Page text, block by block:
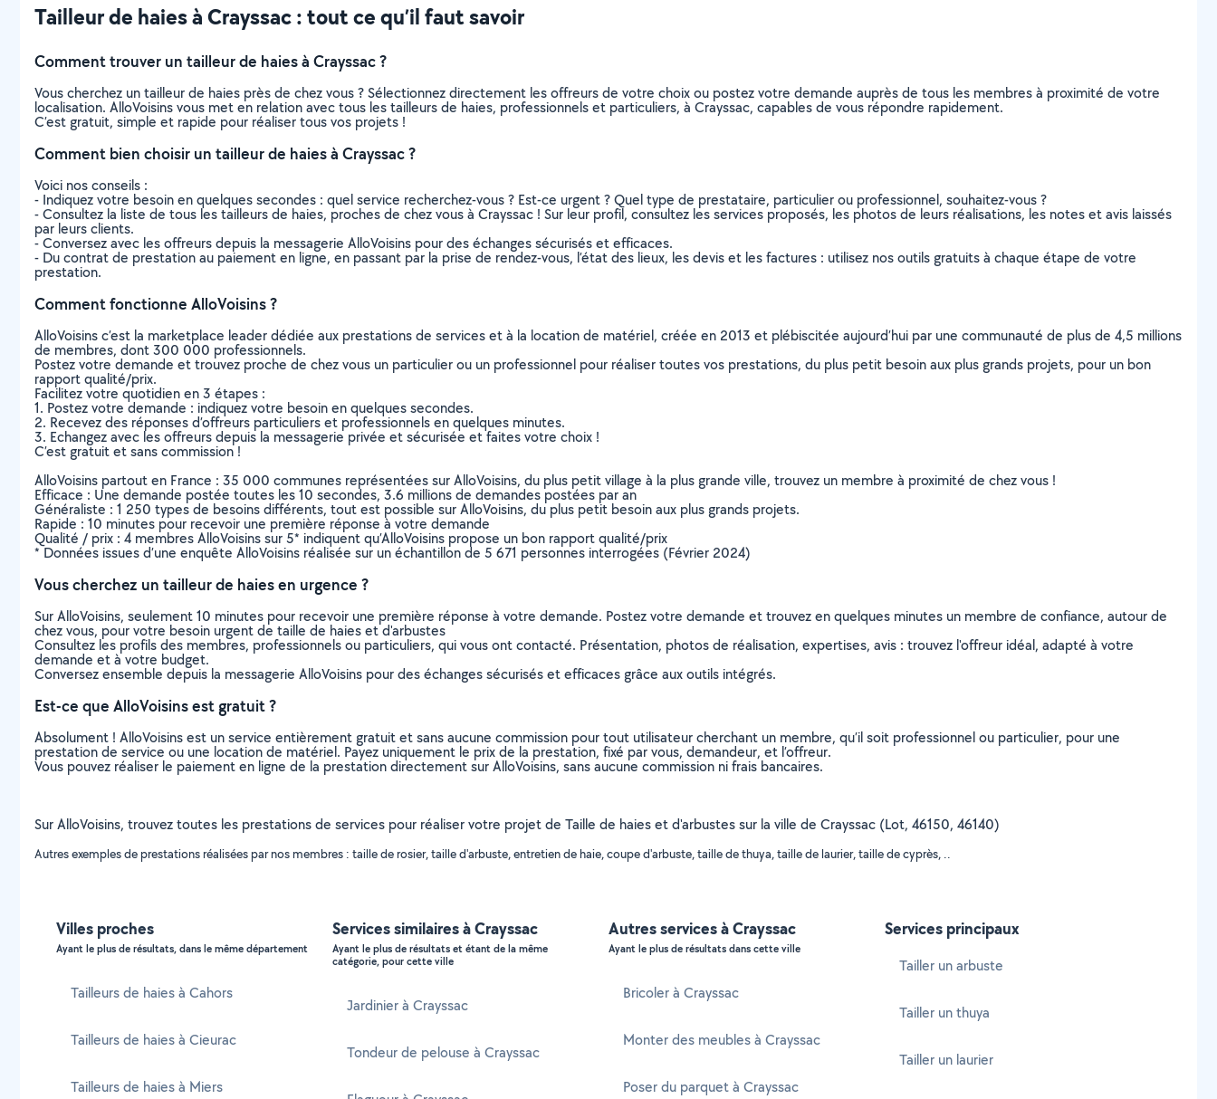
Tailleur de haies à Crayssac : tout ce qu’il faut savoir
Comment trouver un tailleur de haies à Crayssac ?
Vous cherchez un tailleur de haies près de chez vous ? Sélectionnez directement les offreurs de votre choix ou postez votre demande auprès de tous les membres à proximité de votre
localisation. AlloVoisins vous met en relation avec tous les tailleurs de haies, professionnels et particuliers, à Crayssac, capables de vous répondre rapidement.
C’est gratuit, simple et rapide pour réaliser tous vos projets !
Comment bien choisir un tailleur de haies à Crayssac ?
Voici nos conseils :
- Indiquez votre besoin en quelques secondes : quel service recherchez-vous ? Est-ce urgent ? Quel type de prestataire, particulier ou professionnel, souhaitez-vous ?
- Consultez la liste de tous les tailleurs de haies, proches de chez vous à Crayssac ! Sur leur profil, consultez les services proposés, les photos de leurs réalisations, les notes et avis laissés
par leurs clients.
- Conversez avec les offreurs depuis la messagerie AlloVoisins pour des échanges sécurisés et efficaces.
- Du contrat de prestation au paiement en ligne, en passant par la prise de rendez-vous, l’état des lieux, les devis et les factures : utilisez nos outils gratuits à chaque étape de votre
prestation.
Comment fonctionne AlloVoisins ?
AlloVoisins c’est la marketplace leader dédiée aux prestations de services et à la location de matériel, créée en 2013 et plébiscitée aujourd’hui par une communauté de plus de 4,5 millions
de membres, dont 300 000 professionnels.
Postez votre demande et trouvez proche de chez vous un particulier ou un professionnel pour réaliser toutes vos prestations, du plus petit besoin aux plus grands projets, pour un bon
rapport qualité/prix.
Facilitez votre quotidien en 3 étapes :
1. Postez votre demande : indiquez votre besoin en quelques secondes.
2. Recevez des réponses d’offreurs particuliers et professionnels en quelques minutes.
3. Echangez avec les offreurs depuis la messagerie privée et sécurisée et faites votre choix !
C’est gratuit et sans commission !
AlloVoisins partout en France : 35 000 communes représentées sur AlloVoisins, du plus petit village à la plus grande ville, trouvez un membre à proximité de chez vous !
Efficace : Une demande postée toutes les 10 secondes, 3.6 millions de demandes postées par an
Généraliste : 1 250 types de besoins différents, tout est possible sur AlloVoisins, du plus petit besoin aux plus grands projets.
Rapide : 10 minutes pour recevoir une première réponse à votre demande
Qualité / prix : 4 membres AlloVoisins sur 5* indiquent qu’AlloVoisins propose un bon rapport qualité/prix
* Données issues d’une enquête AlloVoisins réalisée sur un échantillon de 5 671 personnes interrogées (Février 2024)
Vous cherchez un tailleur de haies en urgence ?
Sur AlloVoisins, seulement 10 minutes pour recevoir une première réponse à votre demande. Postez votre demande et trouvez en quelques minutes un membre de confiance, autour de
chez vous, pour votre besoin urgent de taille de haies et d'arbustes
Consultez les profils des membres, professionnels ou particuliers, qui vous ont contacté. Présentation, photos de réalisation, expertises, avis : trouvez l'offreur idéal, adapté à votre
demande et à votre budget.
Conversez ensemble depuis la messagerie AlloVoisins pour des échanges sécurisés et efficaces grâce aux outils intégrés.
Est-ce que AlloVoisins est gratuit ?
Absolument ! AlloVoisins est un service entièrement gratuit et sans aucune commission pour tout utilisateur cherchant un membre, qu’il soit professionnel ou particulier, pour une
prestation de service ou une location de matériel. Payez uniquement le prix de la prestation, fixé par vous, demandeur, et l’offreur.
Vous pouvez réaliser le paiement en ligne de la prestation directement sur AlloVoisins, sans aucune commission ni frais bancaires.
Sur AlloVoisins, trouvez toutes les prestations de services pour réaliser votre projet de Taille de haies et d'arbustes sur la ville de Crayssac (Lot, 46150, 46140)
Autres exemples de prestations réalisées par nos membres : taille de rosier, taille d'arbuste, entretien de haie, coupe d'arbuste, taille de thuya, taille de laurier, taille de cyprès, ..
Villes proches
Ayant le plus de résultats, dans le même département
Tailleurs de haies à Cahors
Tailleurs de haies à Cieurac
Tailleurs de haies à Miers
Services similaires à Crayssac
Ayant le plus de résultats et étant de la même
catégorie, pour cette ville
Jardinier à Crayssac
Tondeur de pelouse à Crayssac
Autres services à Crayssac
Ayant le plus de résultats dans cette ville
Bricoler à Crayssac
Monter des meubles à Crayssac
Poser du parquet à Crayssac
Services principaux
Tailler un arbuste
Tailler un thuya
Tailler un laurier